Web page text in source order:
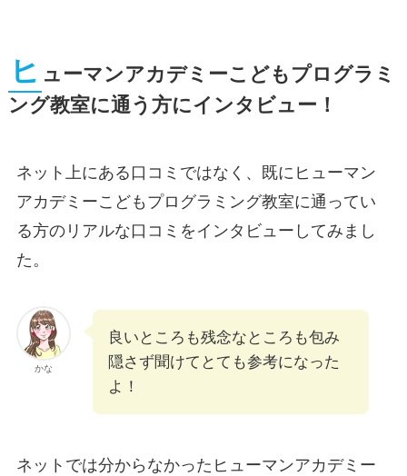
ヒ ューマンアカデミーこどもプログラミ
ング教室に通う方にインタビュー！
ネット上にある口コミではなく、既にヒューマン
アカデミーこどもプログラミング教室に通ってい
る方のリアルな口コミをインタビューしてみまし
た。
かな
良いところも残念なところも包み
隠さず聞けてとても参考になった
よ！
ネットでは分からなかったヒューマンアカデミー